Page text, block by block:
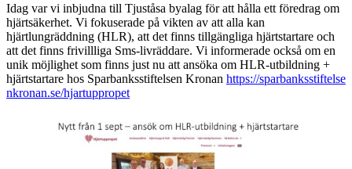
Idag var vi inbjudna till Tjuståsa byalag för att hålla ett föredrag om
hjärtsäkerhet. Vi fokuserade på vikten av att alla kan
hjärtlungräddning (HLR), att det finns tillgängliga hjärtstartare och
att det finns frivillliga Sms-livräddare. Vi informerade också om en
unik möjlighet som finns just nu att ansöka om HLR-utbildning +
hjärtstartare hos Sparbanksstiftelsen Kronan https://sparbanksstiftelse
nkronan.se/hjartuppropet